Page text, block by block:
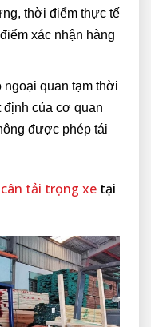
thời điểm thực tế
xác nhận hàng
quan tạm thời
định của cơ quan
được phép tái
tải trọng xe tại